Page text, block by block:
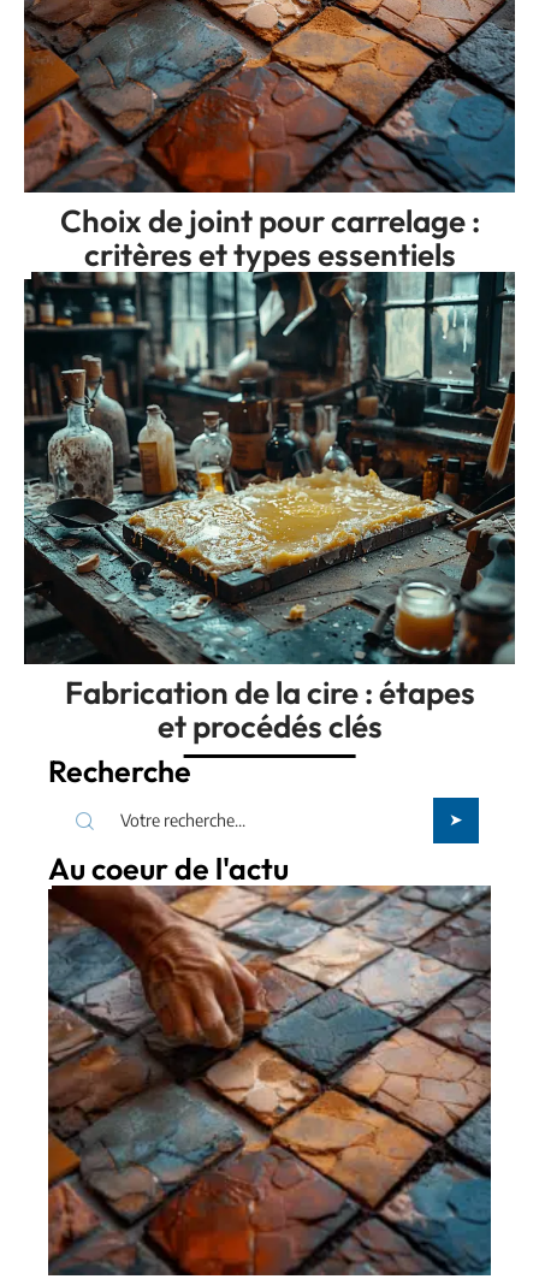
Choix de joint pour carrelage :
critères et types essentiels
Fabrication de la cire : étapes
et procédés clés
Recherche
Au coeur de l'actu